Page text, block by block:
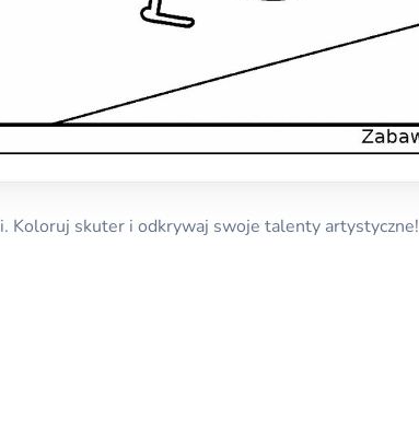
Koloruj skuter i odkrywaj swoje talenty artystyczne!